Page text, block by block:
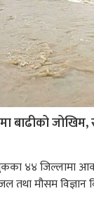
बाढीको
४४ जिल्लामा
तथा मौसम विज्ञान